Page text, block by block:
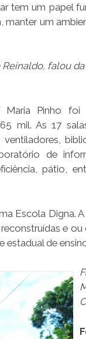
tem um papel
manter um
Reinaldo, falou
Pinho foi
mil. As 17
de
pátio,
Escola Digna.
e ou
estadual de